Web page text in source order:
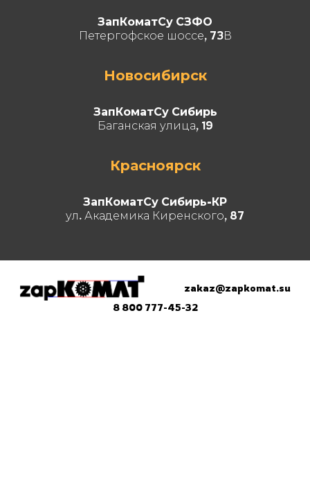
ЗапКоматСу СЗФО
Петергофское шоссе, 73В
Новосибирск
ЗапКоматСу Сибирь
Баганская улица, 19
Красноярск
ЗапКоматСу Сибирь-КР
ул. Академика Киренского, 87
zakaz@zapkomat.su
8 800 777-45-32